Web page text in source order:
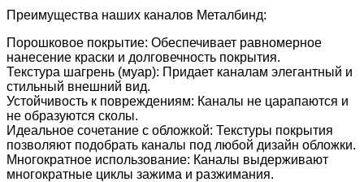
Преимущества наших каналов Металбинд:
Порошковое покрытие: Обеспечивает равномерное
нанесение краски и долговечность покрытия.
Текстура шагрень (муар): Придает каналам элегантный и
стильный внешний вид.
Устойчивость к повреждениям: Каналы не царапаются и
не образуются сколы.
Идеальное сочетание с обложкой: Текстуры покрытия
позволяют подобрать каналы под любой дизайн обложки.
Многократное использование: Каналы выдерживают
многократные циклы зажима и разжимания.